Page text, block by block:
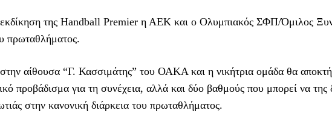
της Handball Premier η ΑΕΚ και ο Ολυμπιακός ΣΦΠ/Όμιλος
πρωταθλήματος.
αίθουσα “Γ. Κασσιμάτης” του ΟΑΚΑ και η νικήτρια ομάδα θα
προβάδισμα για τη συνέχεια, αλλά και δύο βαθμούς που μπορεί να
στην κανονική διάρκεια του πρωταθλήματος.